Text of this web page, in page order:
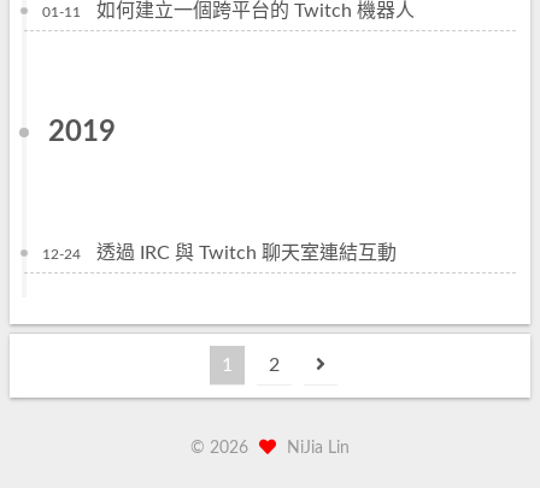
01-11 如何建立一個跨平台的 Twitch 機器人
2019
12-24 透過 IRC 與 Twitch 聊天室連結互動
1 2
© 2026 NiJia Lin